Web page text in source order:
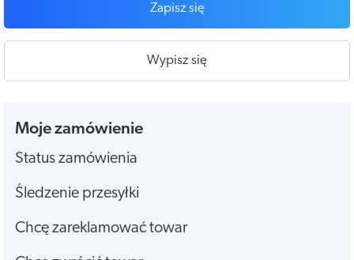
Zapisz się
Wypisz się
Moje zamówienie
Status zamówienia
Śledzenie przesyłki
Chcę zareklamować towar